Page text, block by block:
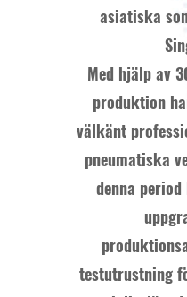
asiatiska
Med hjälp av
produktion
välkänt
pneumatiska
denna
testutrustning